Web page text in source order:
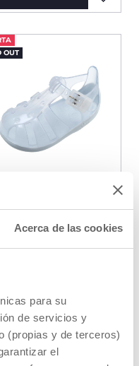
Acerca de las cookies
para su
de servicios y
(propias y de terceros)
el
OUT